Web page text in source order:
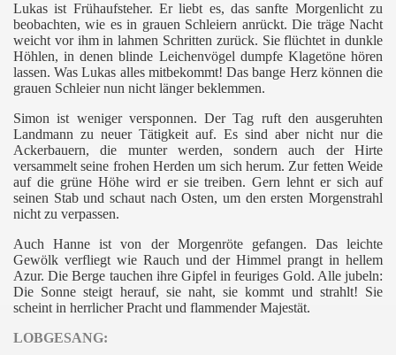
Lukas ist Frühaufsteher. Er liebt es, das sanfte Morgenlicht zu
beobachten, wie es in grauen Schleiern anrückt. Die träge Nacht
weicht vor ihm in lahmen Schritten zurück. Sie flüchtet in dunkle
Höhlen, in denen blinde Leichenvögel dumpfe Klagetöne hören
lassen. Was Lukas alles mitbekommt! Das bange Herz können die
grauen Schleier nun nicht länger beklemmen.
Simon ist weniger versponnen. Der Tag ruft den ausgeruhten
Landmann zu neuer Tätigkeit auf. Es sind aber nicht nur die
Ackerbauern, die munter werden, sondern auch der Hirte
versammelt seine frohen Herden um sich herum. Zur fetten Weide
auf die grüne Höhe wird er sie treiben. Gern lehnt er sich auf
seinen Stab und schaut nach Osten, um den ersten Morgenstrahl
nicht zu verpassen.
Auch Hanne ist von der Morgenröte gefangen. Das leichte
Gewölk verfliegt wie Rauch und der Himmel prangt in hellem
Azur. Die Berge tauchen ihre Gipfel in feuriges Gold. Alle jubeln:
Die Sonne steigt herauf, sie naht, sie kommt und strahlt! Sie
scheint in herrlicher Pracht und flammender Majestät.
LOBGESANG: